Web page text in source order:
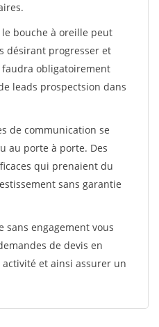
bouche à oreille peut
désirant progresser et
obligatoirement
leads prospectsion dans
de communication se
au porte à porte. Des
qui prenaient du
sans garantie
sans engagement vous
de devis en
et ainsi assurer un